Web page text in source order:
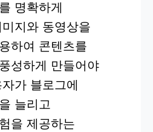
명확하게
지와 동영상을
하여 콘텐츠를
성하게 만들어야
가 블로그에
늘리고
을 제공하는